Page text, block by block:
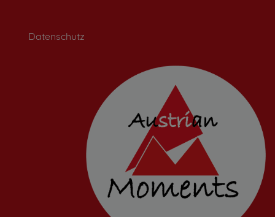
Datenschutz